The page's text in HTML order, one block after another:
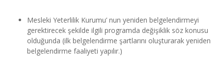
Mesleki Yeterlilik Kurumu’ nun yeniden belgelendirmeyi
gerektirecek şekilde ilgili programda değişiklik söz konusu
olduğunda (ilk belgelendirme şartlarını oluşturarak yeniden
belgelendirme faaliyeti yapılır.)